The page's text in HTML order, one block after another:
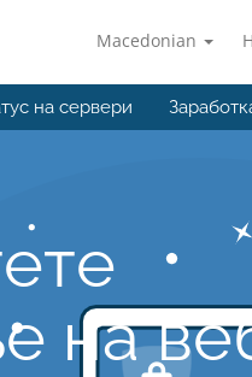
Macedonian
на сервери
на